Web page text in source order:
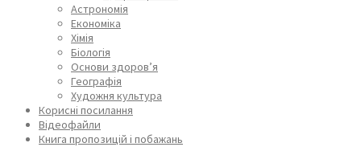
Астрономія
Економіка
Хімія
Біологія
Основи здоров’я
Географія
Художня культура
Корисні посилання
Відеофайли
Книга пропозицій і побажань